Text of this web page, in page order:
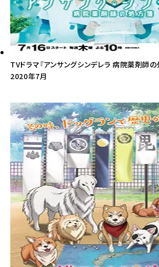
TVドラマ『アンサングシンデレラ 病院薬剤師の
2020年7月